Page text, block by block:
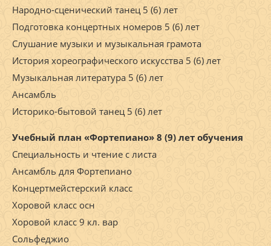
Народно-сценический танец 5 (6) лет
Подготовка концертных номеров 5 (6) лет
Слушание музыки и музыкальная грамота
История хореографического искусства 5 (6) лет
Музыкальная литература 5 (6) лет
Ансамбль
Историко-бытовой танец 5 (6) лет
Учебный план «Фортепиано» 8 (9) лет обучения
Специальность и чтение с листа
Ансамбль для Фортепиано
Концертмейстерский класс
Хоровой класс осн
Хоровой класс 9 кл. вар
Сольфеджио